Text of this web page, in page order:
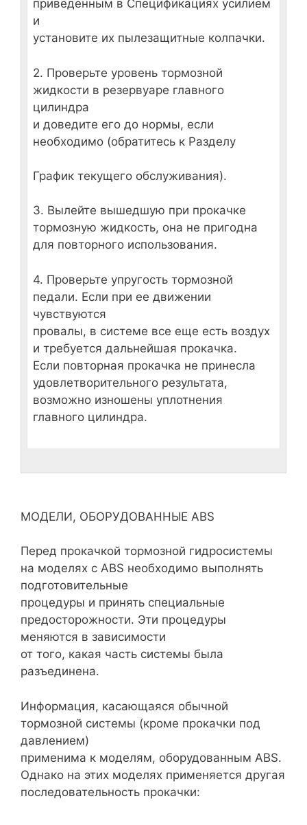
приведенным в Спецификациях усилием
и
установите их пылезащитные колпачки.
2. Проверьте уровень тормозной
жидкости в резервуаре главного
цилиндра
и доведите его до нормы, если
необходимо (обратитесь к Разделу
График текущего обслуживания).
3. Вылейте вышедшую при прокачке
тормозную жидкость, она не пригодна
для повторного использования.
4. Проверьте упругость тормозной
педали. Если при ее движении
чувствуются
провалы, в системе все еще есть воздух
и требуется дальнейшая прокачка.
Если повторная прокачка не принесла
удовлетворительного результата,
возможно изношены уплотнения
главного цилиндра.
МОДЕЛИ, ОБОРУДОВАННЫЕ ABS
Перед прокачкой тормозной гидросистемы
на моделях с ABS необходимо выполнять
подготовительные
процедуры и принять специальные
предосторожности. Эти процедуры
меняются в зависимости
от того, какая часть системы была
разъединена.
Информация, касающаяся обычной
тормозной системы (кроме прокачки под
давлением)
применима к моделям, оборудованным ABS.
Однако на этих моделях применяется другая
последовательность прокачки: